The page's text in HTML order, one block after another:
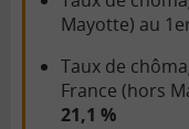
Mayotte) au
Taux de
France (hors
21,1 %